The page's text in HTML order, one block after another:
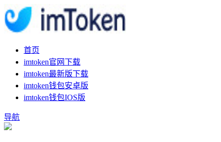
首页
imtoken官网下载
imtoken最新版下载
imtoken钱包安卓版
imtoken钱包IOS版
导航